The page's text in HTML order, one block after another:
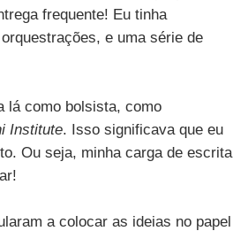
frequente! Eu tinha
e uma série de
lá como bolsista, como
Institute. Isso significava que eu
Ou seja, minha carga de escrita
a colocar as ideias no papel